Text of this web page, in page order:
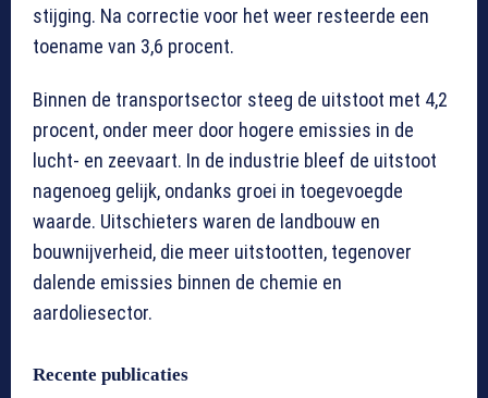
stijging. Na correctie voor het weer resteerde een
toename van 3,6 procent.
Binnen de transportsector steeg de uitstoot met 4,2
procent, onder meer door hogere emissies in de
lucht- en zeevaart. In de industrie bleef de uitstoot
nagenoeg gelijk, ondanks groei in toegevoegde
waarde. Uitschieters waren de landbouw en
bouwnijverheid, die meer uitstootten, tegenover
dalende emissies binnen de chemie en
aardoliesector.
Recente publicaties